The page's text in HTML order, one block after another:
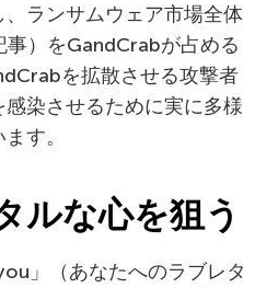
ランサムウェア市場全体
事）をGandCrabが占める
を拡散させる攻撃者
染させるために実に多様
す。
ルな心を狙う
」（あなたへのラブレタ